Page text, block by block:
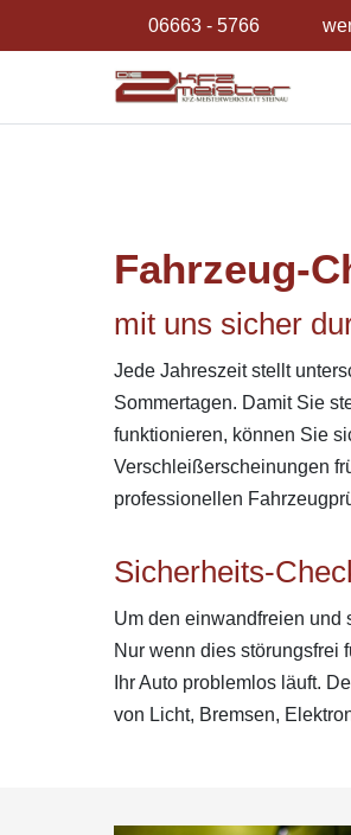
06663 - 5766
Fahrzeug-
mit uns sicher
Jede Jahreszeit stellt
Sommertagen. Damit Sie
funktionieren, können Sie
Verschleißerscheinungen
professionellen
Sicherheits-
Um den einwandfreien und
Nur wenn dies störungsfrei
Ihr Auto problemlos läuft.
von Licht, Bremsen,